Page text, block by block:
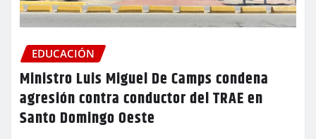
EDUCACIÓN
Ministro Luis Miguel De Camps condena
agresión contra conductor del TRAE en
Santo Domingo Oeste